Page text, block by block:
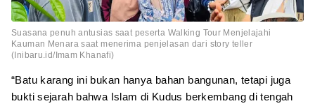
Suasana penuh antusias saat peserta Walking Tour Menjelajahi
Kauman Menara saat menerima penjelasan dari story teller
(Inibaru.id/Imam Khanafi)
“Batu karang ini bukan hanya bahan bangunan, tetapi juga
bukti sejarah bahwa Islam di Kudus berkembang di tengah